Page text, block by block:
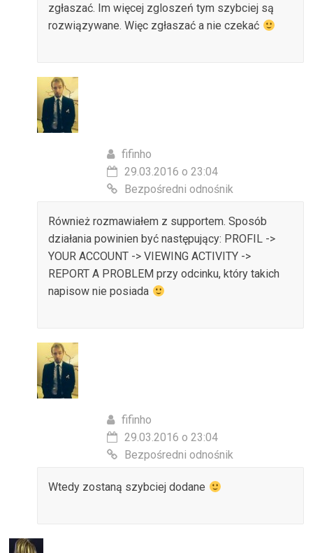
zgłaszać. Im więcej zgloszeń tym szybciej są
rozwiązywane. Więc zgłaszać a nie czekać
fifinho
29.03.2016 o 23:04
Bezpośredni odnośnik
Również rozmawiałem z supportem. Sposób
działania powinien być następujący: PROFIL ->
YOUR ACCOUNT -> VIEWING ACTIVITY ->
REPORT A PROBLEM przy odcinku, który takich
napisow nie posiada
fifinho
29.03.2016 o 23:04
Bezpośredni odnośnik
Wtedy zostaną szybciej dodane